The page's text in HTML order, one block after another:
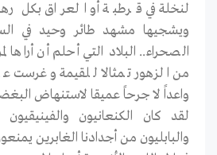
لنخلة في قرطبة أو العراق بكل
ويشجيها مشهد طائر وحيد في
الصحراء.. البلاد التي أحلم أن
من الزهور تمثالا للقيمة وغرست
واعداً لا جرحاً عميقا لاستنهاض
لقد كان الكنعانيون والفينيقيون
والبابليون من أجدادنا الغابرين